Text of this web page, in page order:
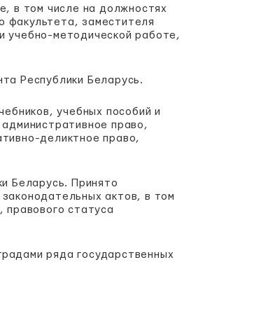
в том числе на должностях
факультета, заместителя
учебно-методической работе,
Республики Беларусь.
учебных пособий и
право,
деликтное право,
Беларусь. Принято
актов, в том
правового статуса
ряда государственных